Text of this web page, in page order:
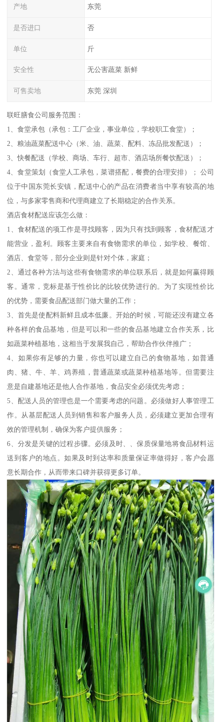
产地 东莞
是否进口 否
单位 斤
安全性 无公害蔬菜 新鲜
可售卖地 东莞 深圳
联旺膳食公司服务范围：
1、食堂承包（承包：工厂企业，事业单位，学校职工食堂）；
2、粮油蔬菜配送中心（米、油、蔬菜、配料、冻品批发配送）；
3、快餐配送（学校、商场、车行、超市、酒店场所餐饮配送）；
4、食堂策划（食堂人工承包，菜谱搭配，餐费的合理安排）； 公司
位于中国东莞长安镇，配送中心的产品在消费者当中享有较高的地
位，与多家零售商和代理商建立了长期稳定的合作关系。
酒店食材配送应该怎么做：
1、食材配送的项工作是寻找顾客，因为只有找到顾客，食材配送才
能营业，盈利。顾客主要来自有食物需求的单位，如学校、餐馆、
酒店、食堂等，部分企业则是针对个体，家庭；
2、通过各种方法与这些有食物需求的单位联系后，就是如何赢得顾
客。通常，竞标是基于性价比的比较优势进行的。为了实现性价比
的优势，需要食品配送部门做大量的工作；
3、首先是使配料新鲜且成本低廉。开始的时候，可能还没有建立各
种各样的食品基地，但是可以和一些的食品基地建立合作关系，比
如蔬菜种植基地，这相当于发展我自己，帮助合作伙伴推广；
4、如果你有足够的力量，你也可以建立自己的食物基地，如普通
肉、猪、牛、羊、鸡养殖，普通蔬菜或蔬菜种植基地等。但需要注
意是自建基地还是他人合作基地，食品安全必须优先考虑；
5、配送人员的管理也是一个需要考虑的问题。必须做好人事管理工
作。从基层配送人员到销售和客户服务人员，必须建立更加合理有
效的管理机制，确保为客户提供服务；
6、分发是关键的过程步骤。必须及时、、保质保量地将食品材料运
送到客户的地点。如果及时到达率和质量保证率做得好，客户会愿
意长期合作，从而带来口碑并获得更多订单。